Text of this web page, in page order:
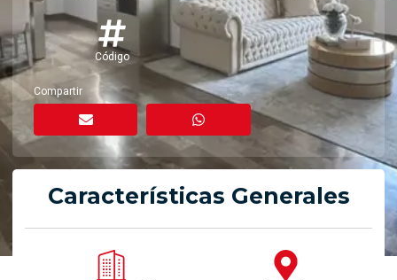
Código
Compartir
Características Generales